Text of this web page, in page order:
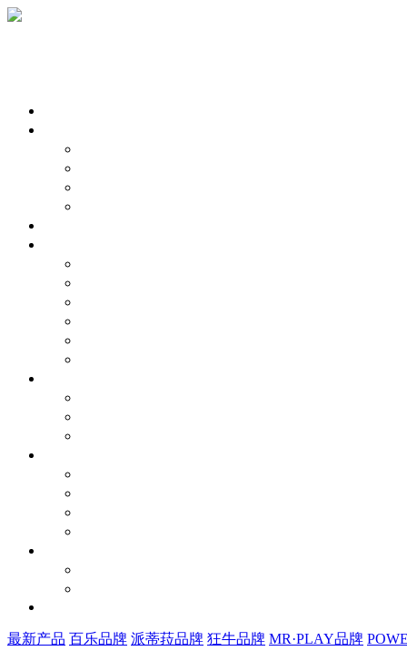
最新产品 百乐品牌 派蒂菈品牌 狂牛品牌 MR·PLAY品牌